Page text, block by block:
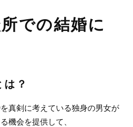
での結婚に
は？
真剣に考えている独身の男女が
機会を提供して、